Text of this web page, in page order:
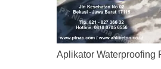
Aplikator Waterproofing